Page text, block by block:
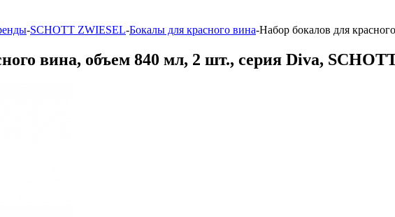
-SCHOTT ZWIESEL-Бокалы для красного вина-Набор бокалов для
вина, объем 840 мл, 2 шт., серия Diva,